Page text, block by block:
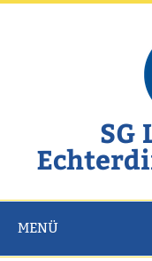
Zum
SG
MENÜ